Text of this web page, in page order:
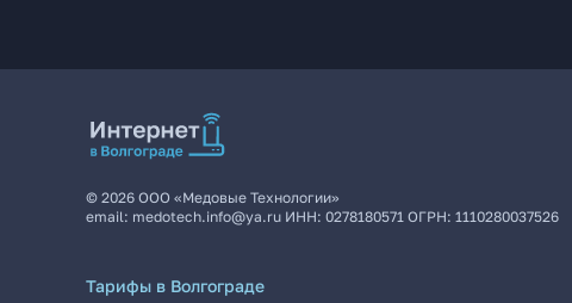
© 2026 ООО «Медовые Технологии»
email: medotech.info@ya.ru ИНН: 0278180571 ОГРН: 1110280037526
Тарифы в Волгограде